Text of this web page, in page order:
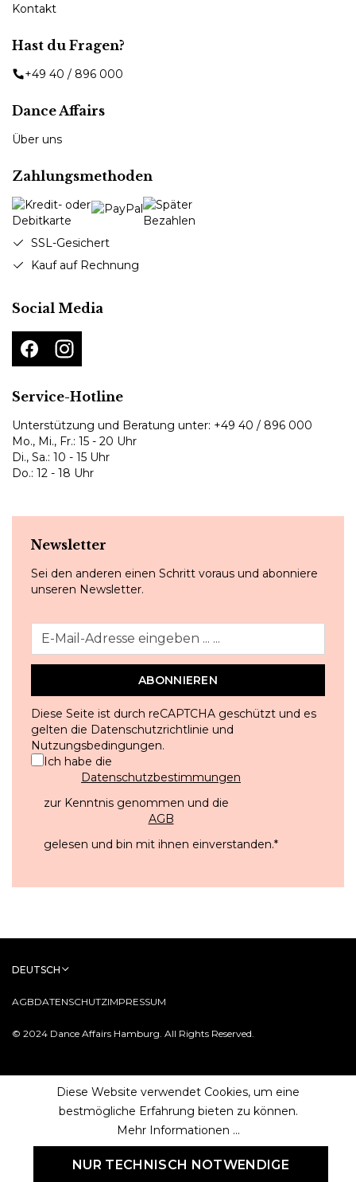
Kontakt
Hast du Fragen?
+49 40 / 896 000
Dance Affairs
Über uns
Zahlungsmethoden
SSL-Gesichert
Kauf auf Rechnung
Social Media
Service-Hotline
Unterstützung und Beratung unter: +49 40 / 896 000
Mo., Mi., Fr.: 15 - 20 Uhr
Di., Sa.: 10 - 15 Uhr
Do.: 12 - 18 Uhr
Newsletter
Sei den anderen einen Schritt voraus und abonniere
unseren Newsletter.
ABONNIEREN
Diese Seite ist durch reCAPTCHA geschützt und es
gelten die Datenschutzrichtlinie und
Nutzungsbedingungen.
Ich habe die
Datenschutzbestimmungen
zur Kenntnis genommen und die
AGB
gelesen und bin mit ihnen einverstanden.*
© 2024 Dance Affairs Hamburg. All Rights Reserved.
AGBDATENSCHUTZIMPRESSUM
DEUTSCH
Diese Website verwendet Cookies, um eine
bestmögliche Erfahrung bieten zu können.
Mehr Informationen ...
NUR TECHNISCH NOTWENDIGE